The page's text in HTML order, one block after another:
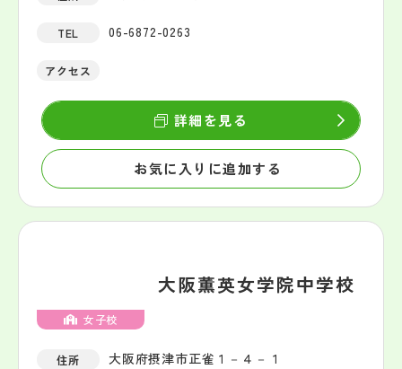
TEL 06-6872-0263
アクセス
お気に入りに追加する
詳細を見る
女子校
大阪薫英女学院中学校
住所 大阪府摂津市正雀１－４－１